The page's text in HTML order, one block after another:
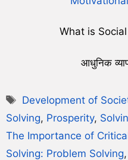
What is
आधुनिक
Development of
Solving, Prosperity,
The Importance of
Solving: Problem Solving,